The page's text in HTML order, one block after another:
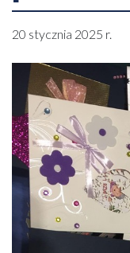
20 stycznia 2025 r.